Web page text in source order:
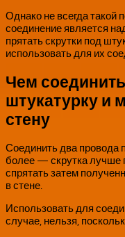
Однако не всегда такой
соединение является
прятать скрутки под
использовать для их
Чем
штукатурку и
стену
Соединить два провода
более — скрутка лучше
спрятать затем
в стене.
Использовать для
случае, нельзя,